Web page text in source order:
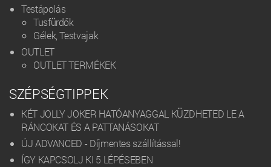
Testápolás
Tusfürdők
Gélek, Testvajak
OUTLET
OUTLET TERMÉKEK
SZÉPSÉGTIPPEK
KÉT JOLLY JOKER HATÓANYAGGAL KÜZDHETED LE A
RÁNCOKAT ÉS A PATTANÁSOKAT
ÚJ ADVANCED - Díjmentes szállítással!
ÍGY KAPCSOLJ KI 5 LÉPÉSEBEN